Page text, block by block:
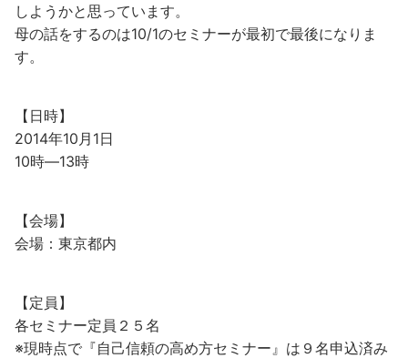
しようかと思っています。
母の話をするのは10/1のセミナーが最初で最後になりま
す。
【日時】
2014年10月1日
10時―13時
【会場】
会場：東京都内
【定員】
各セミナー定員２５名
※現時点で『自己信頼の高め方セミナー』は９名申込済み